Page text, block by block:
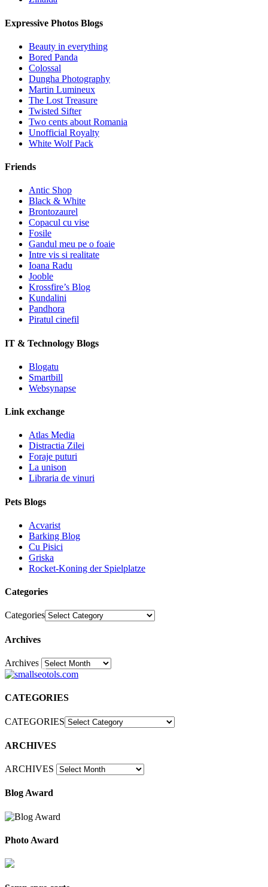
Expressive Photos Blogs
Beauty in everything
Bored Panda
Colossal
Dungha Photography
Martin Lumineux
The Lost Treasure
Twisted Sifter
Two cents about Romania
Unofficial Royalty
White Wolf Pack
Friends
Antic Shop
Black & White
Brontozaurel
Copacul cu vise
Fosile
Gandul meu pe o foaie
Intre vis si realitate
Ioana Radu
Jooble
Krossfire’s Blog
Kundalini
Pandhora
Piratul cinefil
IT & Technology Blogs
Blogatu
Smartbill
Websynapse
Link exchange
Atlas Media
Distractia Zilei
Foraje puturi
La unison
Libraria de vinuri
Pets Blogs
Acvarist
Barking Blog
Cu Pisici
Griska
Rocket-Koning der Spielplatze
Categories
Categories
Archives
Archives30
CATEGORIES
CATEGORIES
ARCHIVES
ARCHIVES
Blog Award
Photo Award